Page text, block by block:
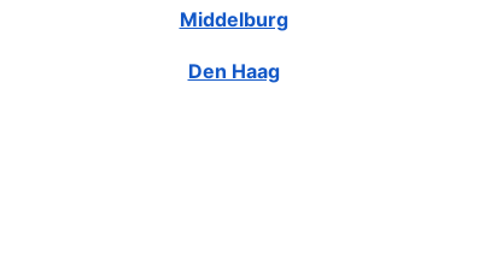
Middelburg
Den Haag